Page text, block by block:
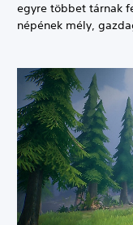
egyre többet tárnak
népének mély,